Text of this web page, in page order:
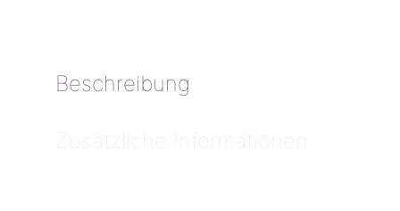
Beschreibung
Zusätzliche Informationen